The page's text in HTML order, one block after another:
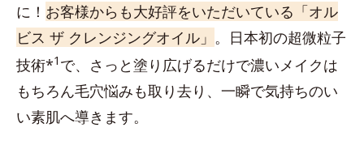
に！ お客様からも大好評をいただいている「オル
ビス ザ クレンジングオイル」 。日本初の超微粒子
技術*1 で、さっと塗り広げるだけで濃いメイクは
もちろん毛穴悩みも取り去り、一瞬で気持ちのい
い素肌へ導きます。